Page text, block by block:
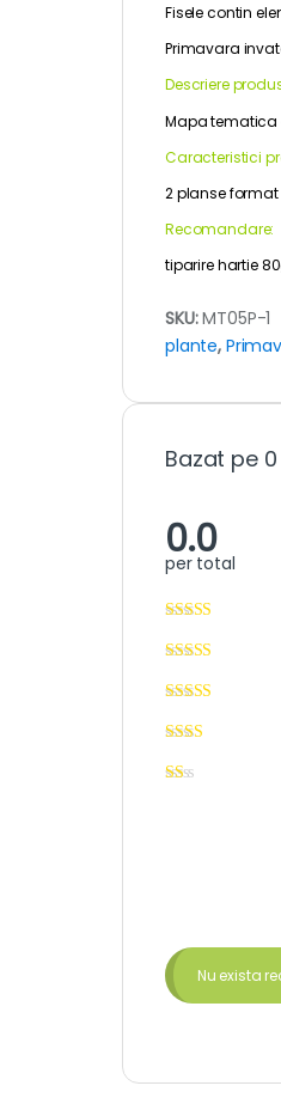
Fisele contin
Primavara
Descriere
Mapa tematica
Caracteristici
2 planse format
Recomandare:
tiparire hartie
SKU:MT05P-1
plante,
Bazat pe
0.0
per total
Nu exista